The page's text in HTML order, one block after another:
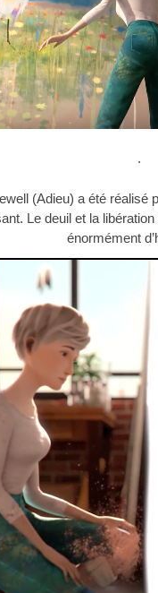
.
(Adieu) a été
Le deuil et la
énormément